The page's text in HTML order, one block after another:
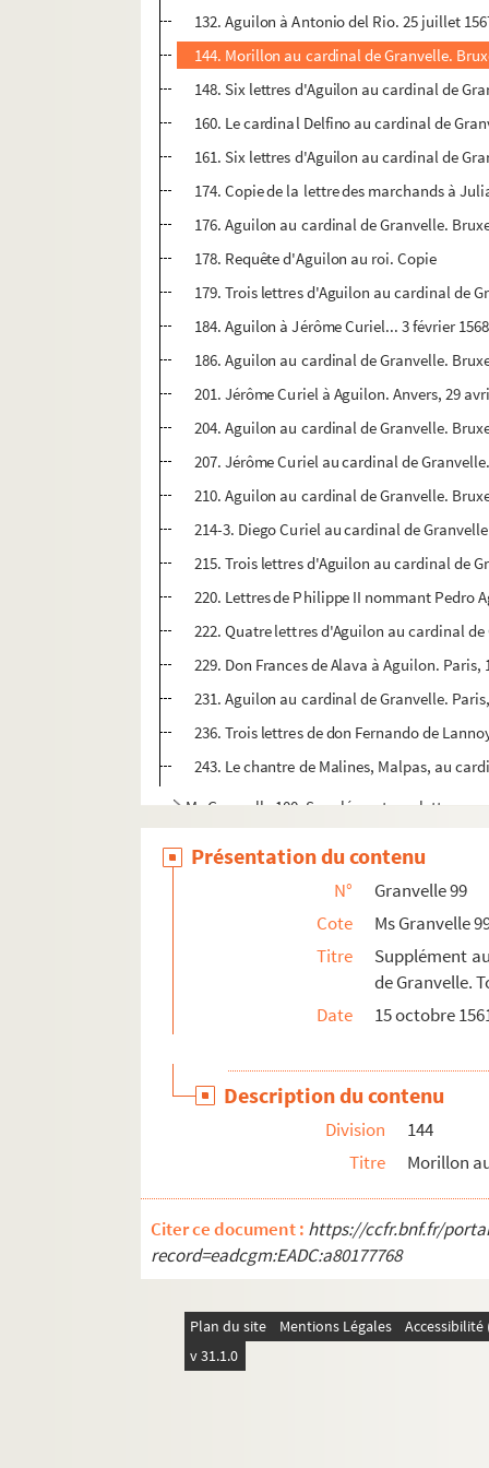
132. Aguilon à Antonio del Rio. 25 juillet
144. Morillon au cardinal de Granvelle.
148. Six lettres d'Aguilon au cardinal de
160. Le cardinal Delfino au cardinal de
161. Six lettres d'Aguilon au cardinal de
174. Copie de la lettre des marchands à
176. Aguilon au cardinal de Granvelle.
178. Requête d'Aguilon au roi. Copie
179. Trois lettres d'Aguilon au cardinal de
184. Aguilon à Jérôme Curiel... 3 février
186. Aguilon au cardinal de Granvelle.
201. Jérôme Curiel à Aguilon. Anvers, 29
204. Aguilon au cardinal de Granvelle.
207. Jérôme Curiel au cardinal de
210. Aguilon au cardinal de Granvelle.
214-3. Diego Curiel au cardinal de
215. Trois lettres d'Aguilon au cardinal de
220. Lettres de Philippe II nommant Pedro
222. Quatre lettres d'Aguilon au cardinal
229. Don Frances de Alava à Aguilon. Paris,
231. Aguilon au cardinal de Granvelle.
236. Trois lettres de don Fernando de
243. Le chantre de Malines, Malpas, au
Ms Granvelle 100. Supplément aux lettres
Présentation du contenu
N°
Granvelle 99
Cote
Ms Granvelle
Titre
Supplément
de Granvelle.
Date
15 octobre
Description du contenu
Division
144
Titre
Morillon
Citer ce document : https://ccfr.bnf.fr/
record=eadcgm:EADC:a80177768
Plan du site Mentions Légales
v 31.1.0